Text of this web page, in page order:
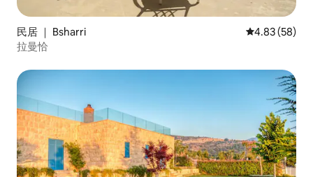
民居 ｜ Bsharri 平均评分
4.83 (58)
拉曼恰